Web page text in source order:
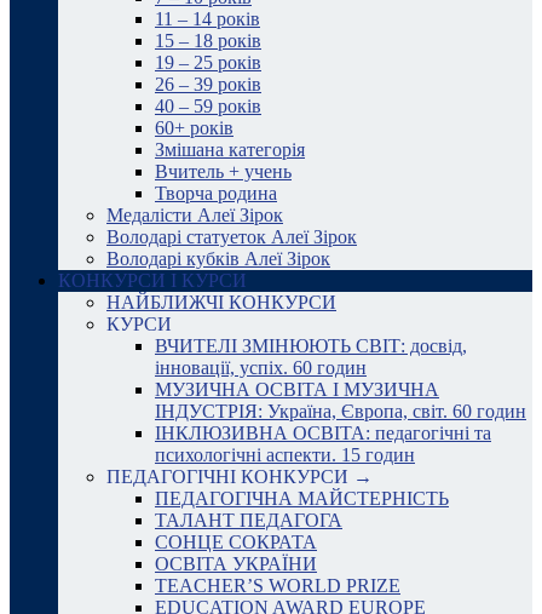
11 – 14 років
15 – 18 років
19 – 25 років
26 – 39 років
40 – 59 років
60+ років
Змішана категорія
Вчитель + учень
Творча родина
Медалісти Алеї Зірок
Володарі статуеток Алеї Зірок
Володарі кубків Алеї Зірок
КОНКУРСИ І КУРСИ
НАЙБЛИЖЧІ КОНКУРСИ
КУРСИ
ВЧИТЕЛІ ЗМІНЮЮТЬ СВІТ: досвід,
інновації, успіх. 60 годин
МУЗИЧНА ОСВІТА І МУЗИЧНА
ІНДУСТРІЯ: Україна, Європа, світ. 60 годин
ІНКЛЮЗИВНА ОСВІТА: педагогічні та
психологічні аспекти. 15 годин
ПЕДАГОГІЧНІ КОНКУРСИ →
ПЕДАГОГІЧНА МАЙСТЕРНІСТЬ
ТАЛАНТ ПЕДАГОГА
СОНЦЕ СОКРАТА
ОСВІТА УКРАЇНИ
TEACHER’S WORLD PRIZE
EDUCATION AWARD EUROPE